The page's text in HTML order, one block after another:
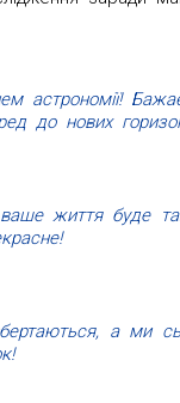
астрономії!
до нових
життя буде
а ми